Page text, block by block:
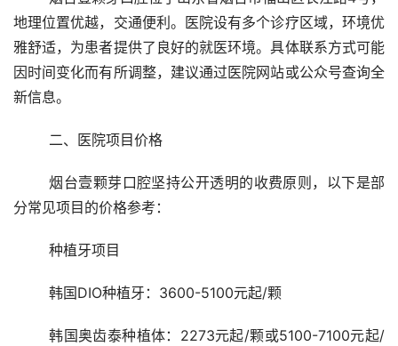
地理位置优越，交通便利。医院设有多个诊疗区域，环境优
雅舒适，为患者提供了良好的就医环境。具体联系方式可能
因时间变化而有所调整，建议通过医院网站或公众号查询全
新信息。
	二、医院项目价格
	烟台壹颗芽口腔坚持公开透明的收费原则，以下是部
分常见项目的价格参考：
	种植牙项目
	韩国DIO种植牙：3600-5100元起/颗
	韩国奥齿泰种植体：2273元起/颗或5100-7100元起/